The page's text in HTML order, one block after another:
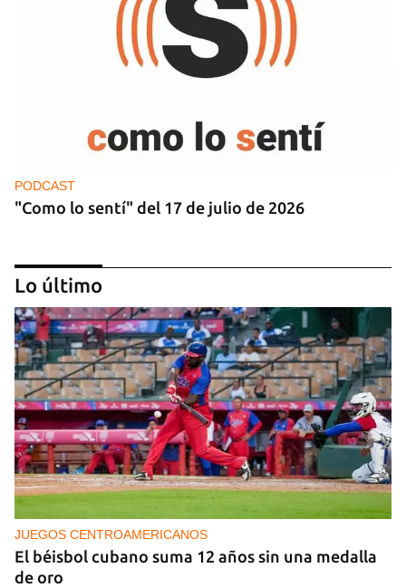
PODCAST
"Como lo sentí" del 17 de julio de 2026
PODCAST
"Como lo sentí" del 10 de julio de 2026
Lo último
JUEGOS CENTROAMERICANOS
El béisbol cubano suma 12 años sin una medalla
de oro